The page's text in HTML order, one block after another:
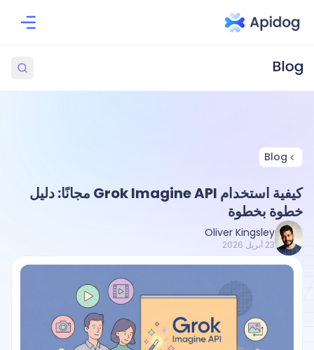
Blog
كيفية استخدام Grok Imagine API مجانًا: دليل
خطوة بخطوة
Oliver Kingsley
23 أبريل 2026